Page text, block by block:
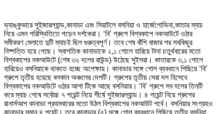
ভ্যাঙ্কুভারে সুইজারল্যান্ড,কানাডা এবং সিয়াটলে বসনিয়া ও হার্জেগোভিনা,কাতার ম্যাচ
নিয়ে এমন পরিস্থিতিতে পড়েন দর্শকেরা। ‘বি’ গ্রুপে বিশ্বকাপে নকআউটে ওঠার
সমীকরণ মেলাতে দুটি ম্যাচই ছিল গুরুত্বপূর্ণ। তবে শেষ বাঁশি বাজার পর সবকিছুর
নিষ্পত্তি হয়ে গেছে। স্বাগতিক কানাডাকে ২,১ গোলে হারিয়ে টানা চতুর্থবারের মতো
বিশ্বকাপের নকআউটে (শেষ ৩২ দলের রাউন্ড) উঠেছে সুইসরা। কাতারকে ৩,১ গোলে
হারিয়েও বসনিয়াকে থাকতে হচ্ছে অপেক্ষায়। কানাডার সঙ্গে গোল ব্যবধানে পিছিয়ে ‘বি’
গ্রুপে তৃতীয় হয়েছে বলকান অঞ্চলের দেশটি। গ্রুপের তৃতীয় সেরা দল হিসেবে
বিশ্বকাপের নকআউটে ওঠার আশা টিকে আছে বসনিয়ার। ‘বি’ গ্রুপে সব দলের তিনটি
করে ম্যাচ শেষে সর্বোচ্চ ৭ পয়েন্ট নিয়ে শীর্ষে সুইজারল্যান্ড। ৪ পয়েন্ট নিয়ে গ্রুপের
রানার্সআপ কানাডা প্রথমবারের মতো উঠল বিশ্বকাপের নকআউট পর্বে। বসনিয়ার সংগ্রহও
কানাডার সমান ৪ পয়েন্ট। তবে কানাডার (৫) সঙ্গে গোল ব্যবধানে পিছিয়ে তৃতীয় বসনিয়া